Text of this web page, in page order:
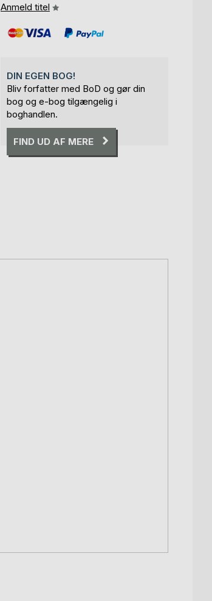
Anmeld titel
DIN EGEN BOG!
Bliv forfatter med BoD og gør din
bog og e-bog tilgængelig i
boghandlen.
FIND UD AF MERE